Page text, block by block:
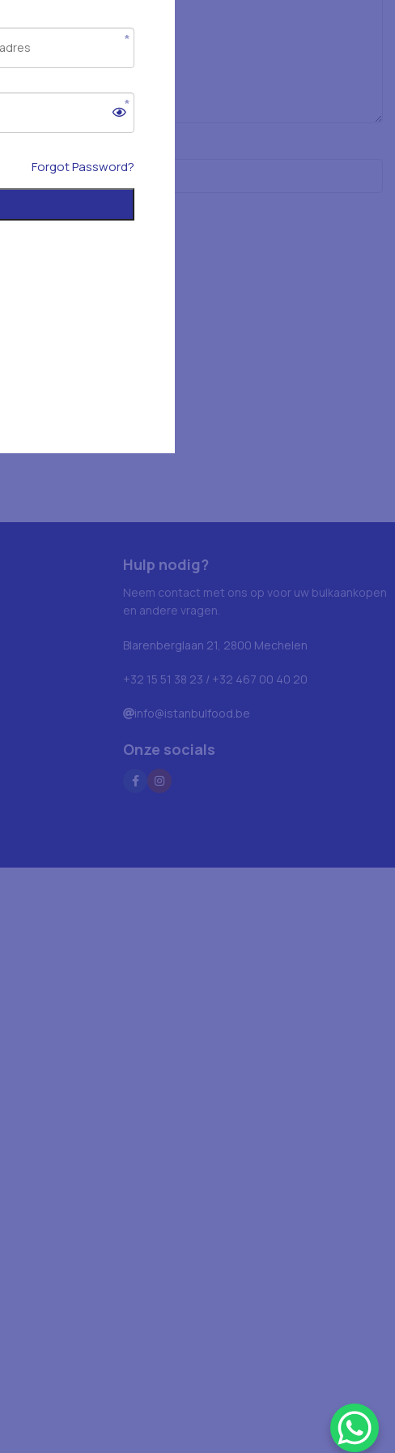
Hulp nodig?
Neem contact met ons op voor uw bulkaankopen
en andere vragen.
Blarenberglaan 21, 2800 Mechelen
+32 15 51 38 23 / +32 467 00 40 20
info@istanbulfood.be
Onze socials
Forgot Password?